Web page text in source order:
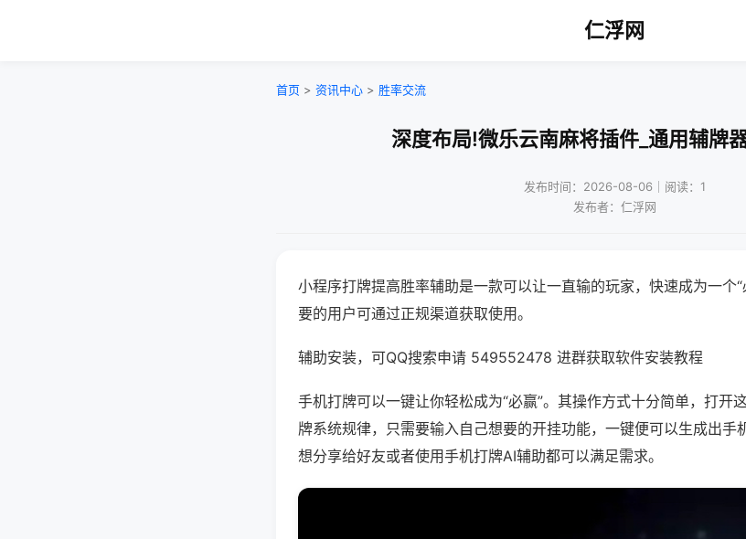
仁浮网
首页 > 资讯中心 > 胜率交流
深度布局!微乐云南麻将插件_通用辅牌
发布时间：2026-08-06｜阅读：1
发布者：仁浮网
小程序打牌提高胜率辅助是一款可以让一直输的玩家，快速成为一个
要的用户可通过正规渠道获取使用。
辅助安装，可QQ搜索申请 549552478 进群获取软件安装教程
手机打牌可以一键让你轻松成为“必赢”。其操作方式十分简单，打开
牌系统规律，只需要输入自己想要的开挂功能，一键便可以生成出手
想分享给好友或者使用手机打牌AI辅助都可以满足需求。